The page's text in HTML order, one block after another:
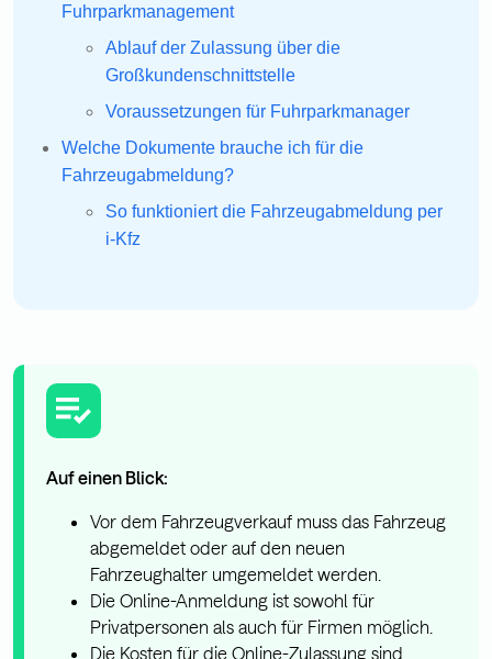
Fuhrparkmanagement
Ablauf der Zulassung über die
Großkundenschnittstelle
Voraussetzungen für Fuhrparkmanager
Welche Dokumente brauche ich für die
Fahrzeugabmeldung?
So funktioniert die Fahrzeugabmeldung per
i-Kfz
Auf einen Blick:
Vor dem Fahrzeugverkauf muss das Fahrzeug
abgemeldet oder auf den neuen
Fahrzeughalter umgemeldet werden.
Die Online-Anmeldung ist sowohl für
Privatpersonen als auch für Firmen möglich.
Die Kosten für die Online-Zulassung sind